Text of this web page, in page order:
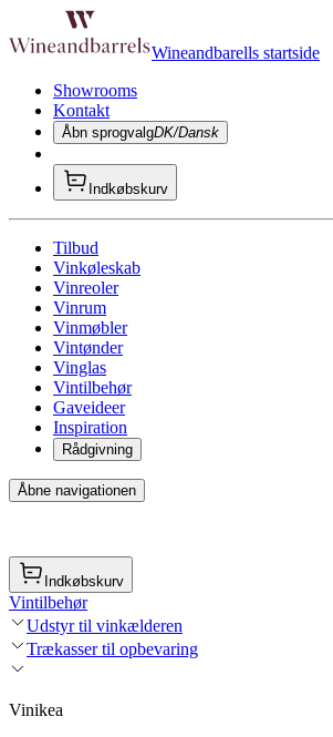
Wineandbarells startside
Showrooms
Kontakt
Åbn sprogvalgDK/Dansk
Indkøbskurv
Tilbud
Vinkøleskab
Vinreoler
Vinrum
Vinmøbler
Vintønder
Vinglas
Vintilbehør
Gaveideer
Inspiration
Rådgivning
Åbne navigationen
Indkøbskurv
Vintilbehør
Udstyr til vinkælderen
Trækasser til opbevaring
Vinikea